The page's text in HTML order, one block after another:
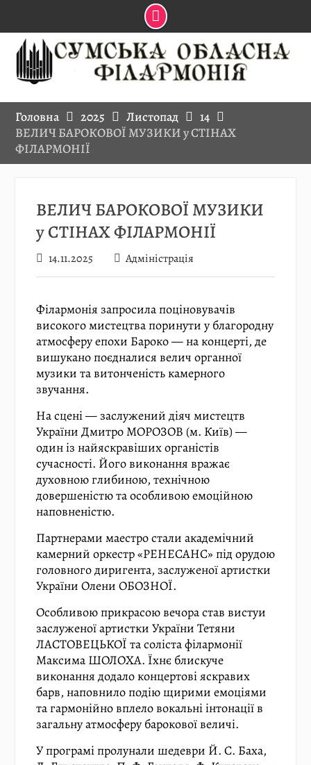
Skip
content
Головна 2025 Листопад
14
ВЕЛИЧ БАРОКОВОЇ МУЗИКИ у СТІНАХ
ФІЛАРМОНІЇ
ВЕЛИЧ БАРОКОВОЇ МУЗИКИ
у СТІНАХ ФІЛАРМОНІЇ
14.11.2025 Адміністрація
Філармонія запросила поціновувачів
високого мистецтва поринути у благородну
атмосферу епохи Бароко — на концерті, де
вишукано поєдналися велич органної
музики та витонченість камерного
звучання.
На сцені — заслужений діяч мистецтв
України Дмитро МОРОЗОВ (м. Київ) —
один із найяскравіших органістів
сучасності. Його виконання вражає
духовною глибиною, технічною
довершеністю та особливою емоційною
наповненістю.
Партнерами маестро стали академічний
камерний оркестр «РЕНЕСАНС» під орудою
головного диригента, заслуженої артистки
України Олени ОБОЗНОЇ.
Особливою прикрасою вечора став вистуи
заслуженої артистки України Тетяни
ЛАСТОВЕЦЬКОЇ та соліста філармонії
Максима ШОЛОХА. Їхнє блискуче
виконання додало концертові яскравих
барв, наповнило подію щирими емоціями
та гармонійно вплело вокальні інтонації в
загальну атмосферу барокової величі.
У програмі пролунали шедеври Й. С. Баха,